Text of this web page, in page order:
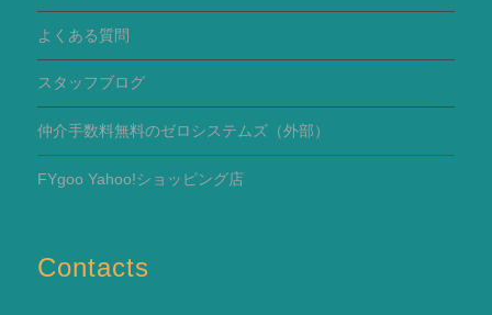
よくある質問
スタッフブログ
仲介手数料無料のゼロシステムズ（外部）
FYgoo Yahoo!ショッピング店
Contacts